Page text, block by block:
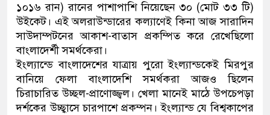
১০১৬ রান) রানের পাশাপাশি নিয়েছেন ৩০ (মোট ৩৩ টি)
উইকেট। এই অলরাউন্ডারের কল্যাণেই কিনা আজ সারাদিন
সাউদাম্পটনের আকাশ-বাতাস প্রকম্পিত করে রেখেছিলো
বাংলাদের্শী সমর্থকেরা।
ইংল্যান্ডে বাংলাদেশের যাত্রায় পুরো ইংল্যান্ডকেই মিরপুর
বানিয়ে ফেলা বাংলাদেশি সমর্থকরা আজও ছিলেন
চিরাচারিত উচ্ছল-প্রাণোজ্জ্বল। খেলা মানেই মাঠে উপচেপড়া
দর্শকের উচ্ছ্বাসে চারপাশে প্রকম্পন। ইংল্যান্ড যে বিশ্বকাপের